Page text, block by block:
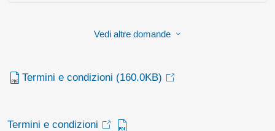
Vedi altre domande
Termini e condizioni (160.0KB)
Termini e condizioni